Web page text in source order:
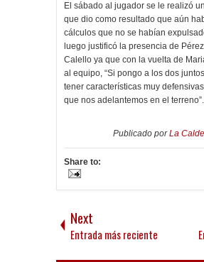
El sábado al jugador se le realizó
que dio como resultado que aún
cálculos que no se habían
luego justificó la presencia de
Calello ya que con la vuelta de
al equipo, “Si pongo a los dos
tener características muy
que nos adelantemos en el terreno”.
Publicado porLa
Share to:
Next
Entrada más reciente